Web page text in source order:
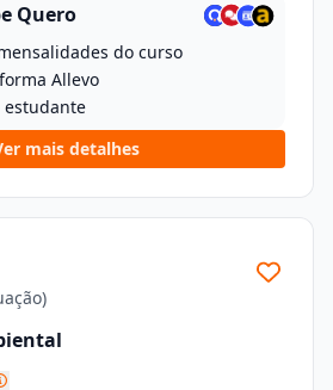
Quero
do curso
Allevo
mais detalhes